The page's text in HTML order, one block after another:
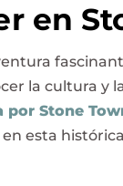
en
la cultura y
por Stone
esta